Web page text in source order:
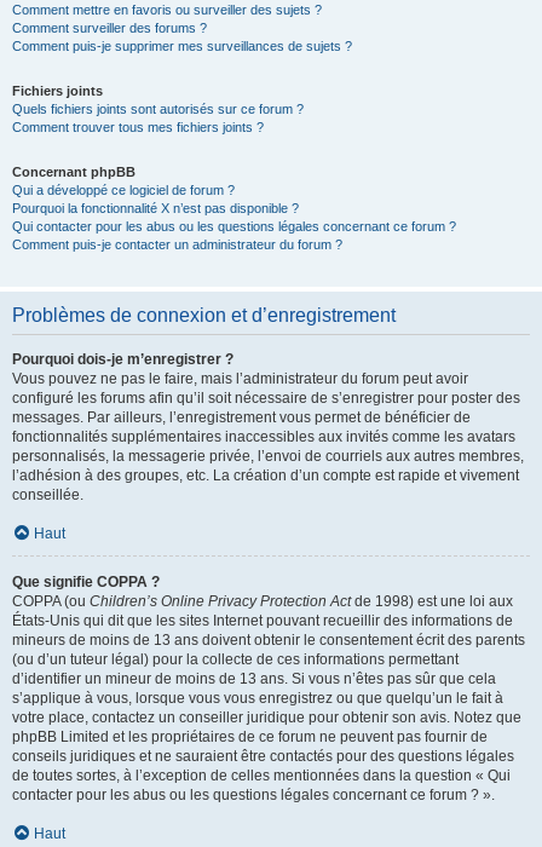
Comment mettre en favoris ou surveiller des sujets ?
Comment surveiller des forums ?
Comment puis-je supprimer mes surveillances de sujets ?
Fichiers joints
Quels fichiers joints sont autorisés sur ce forum ?
Comment trouver tous mes fichiers joints ?
Concernant phpBB
Qui a développé ce logiciel de forum ?
Pourquoi la fonctionnalité X n’est pas disponible ?
Qui contacter pour les abus ou les questions légales concernant ce forum ?
Comment puis-je contacter un administrateur du forum ?
Problèmes de connexion et d’enregistrement
Pourquoi dois-je m’enregistrer ?
Vous pouvez ne pas le faire, mais l’administrateur du forum peut avoir
configuré les forums afin qu’il soit nécessaire de s’enregistrer pour poster des
messages. Par ailleurs, l’enregistrement vous permet de bénéficier de
fonctionnalités supplémentaires inaccessibles aux invités comme les avatars
personnalisés, la messagerie privée, l’envoi de courriels aux autres membres,
l’adhésion à des groupes, etc. La création d’un compte est rapide et vivement
conseillée.
Haut
Que signifie COPPA ?
COPPA (ou Children’s Online Privacy Protection Actde 1998) est une loi aux
États-Unis qui dit que les sites Internet pouvant recueillir des informations de
mineurs de moins de 13 ans doivent obtenir le consentement écrit des parents
(ou d’un tuteur légal) pour la collecte de ces informations permettant
d’identifier un mineur de moins de 13 ans. Si vous n’êtes pas sûr que cela
s’applique à vous, lorsque vous vous enregistrez ou que quelqu’un le fait à
votre place, contactez un conseiller juridique pour obtenir son avis. Notez que
phpBB Limited et les propriétaires de ce forum ne peuvent pas fournir de
conseils juridiques et ne sauraient être contactés pour des questions légales
de toutes sortes, à l’exception de celles mentionnées dans la question « Qui
contacter pour les abus ou les questions légales concernant ce forum ? ».
Haut